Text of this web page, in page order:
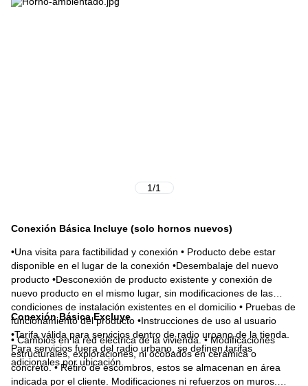
1/1
Conexión Básica Incluye (solo hornos nuevos)
•Una visita para factibilidad y conexión • Producto debe estar
disponible en el lugar de la conexión •Desembalaje del nuevo
producto •Desconexión de producto existente y conexión de
nuevo producto en el mismo lugar, sin modificaciones de las
condiciones de instalación existentes en el domicilio • Pruebas de
funcionamiento del producto •Instrucciones de uso al usuario
•Tarifa válida para servicios dentro de radio uroano de la tienda.
Para servicios fuera del radio urbano, se definen tarifas
adicionales por ubicación.
Conexión Básica Excluye
• Cambios en la red eléctrica de la vivienda. • Modificaciones
estructurales, exploraciones, ni ocobados en cerámica o
concreto. • Retiro de escombros, estos se almacenan en área
indicada por el cliente. Modificaciones ni refuerzos on muros.